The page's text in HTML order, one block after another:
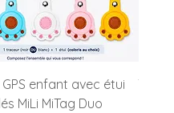
enfant avec étui
MiLi MiTag Duo